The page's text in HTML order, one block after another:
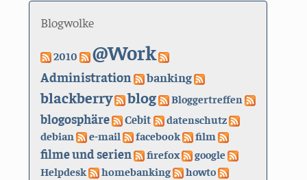
Blogwolke
2010 @Work
Administration banking
blackberry blog Bloggertreffen
blogosphäre Cebit datenschutz
debian e-mail facebook film
filme und serien firefox
google
Helpdesk
homebanking howto